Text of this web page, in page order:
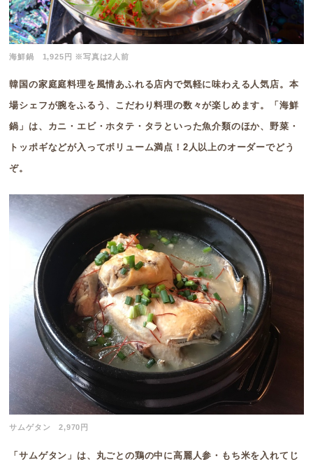
海鮮鍋 1,925円 ※写真は2人前
韓国の家庭庭料理を風情あふれる店内で気軽に味わえる人気店。本
場シェフが腕をふるう、こだわり料理の数々が楽しめます。「海鮮
鍋」は、カニ・エビ・ホタテ・タラといった魚介類のほか、野菜・
トッポギなどが入ってボリューム満点！2人以上のオーダーでどう
ぞ。
サムゲタン 2,970円
「サムゲタン」は、丸ごとの鶏の中に高麗人参・もち米を入れてじ